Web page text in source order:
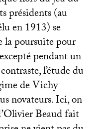
présidents (au
en 1913) se
poursuite pour
pendant un
l’étude du
de Vichy
novateurs. Ici, on
Beaud fait